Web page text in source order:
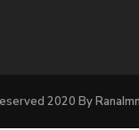
2020 By